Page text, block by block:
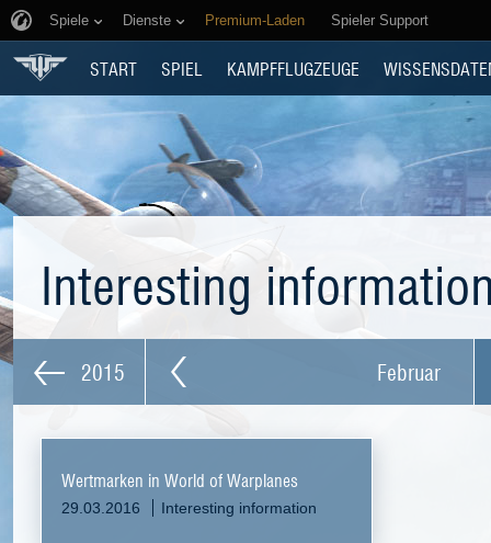
Spiele Dienste Premium-Laden Spieler Support
START SPIEL KAMPFFLUGZEUGE
Interesting
2015 Februar
Wertmarken in World of Warplanes
29.03.2016 Interesting information